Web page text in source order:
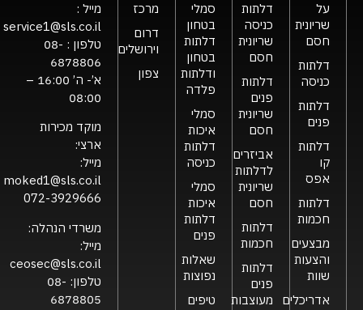
על
שריונית
חסם
דלתות
כניסה
דלתות
פנים
דלתות
קו
אפס
דלתות
חכמות
מבצעים
והצעות
שוות
אדריכלים
דלתות
כניסה
שריונית
חסם
דלתות
פנים
שריונית
חסם
אביזרים
לדלתות
שריונית
חסם
דלתות
חכמות
דלתות
פנים
מעוצבות
סמלי
בטחון
דלתות
בטחון
ודלתות
פלדה
סמלי
איכות
דלתות
כניסה
סמלי
איכות
דלתות
פנים
שאלות
נפוצות
טיפים
מרכז
דרום
וירושלים
צפון
מייל :
service1@sls.co.il
טלפון : 08-
6878806
א’- ה’ 16:00 –
08:00
מוקד מכירות
ארצי:
מייל:
moked1@sls.co.il
072-3929666
משרדי הנהלה:
מייל:
ceosec@sls.co.il
טלפון: 08-
6878805